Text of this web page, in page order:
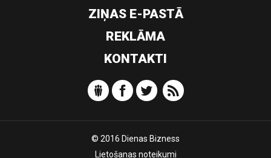
ZIŅAS E-PASTĀ
REKLĀMA
KONTAKTI
© 2016 Dienas Bizness
Lietošanas noteikumi